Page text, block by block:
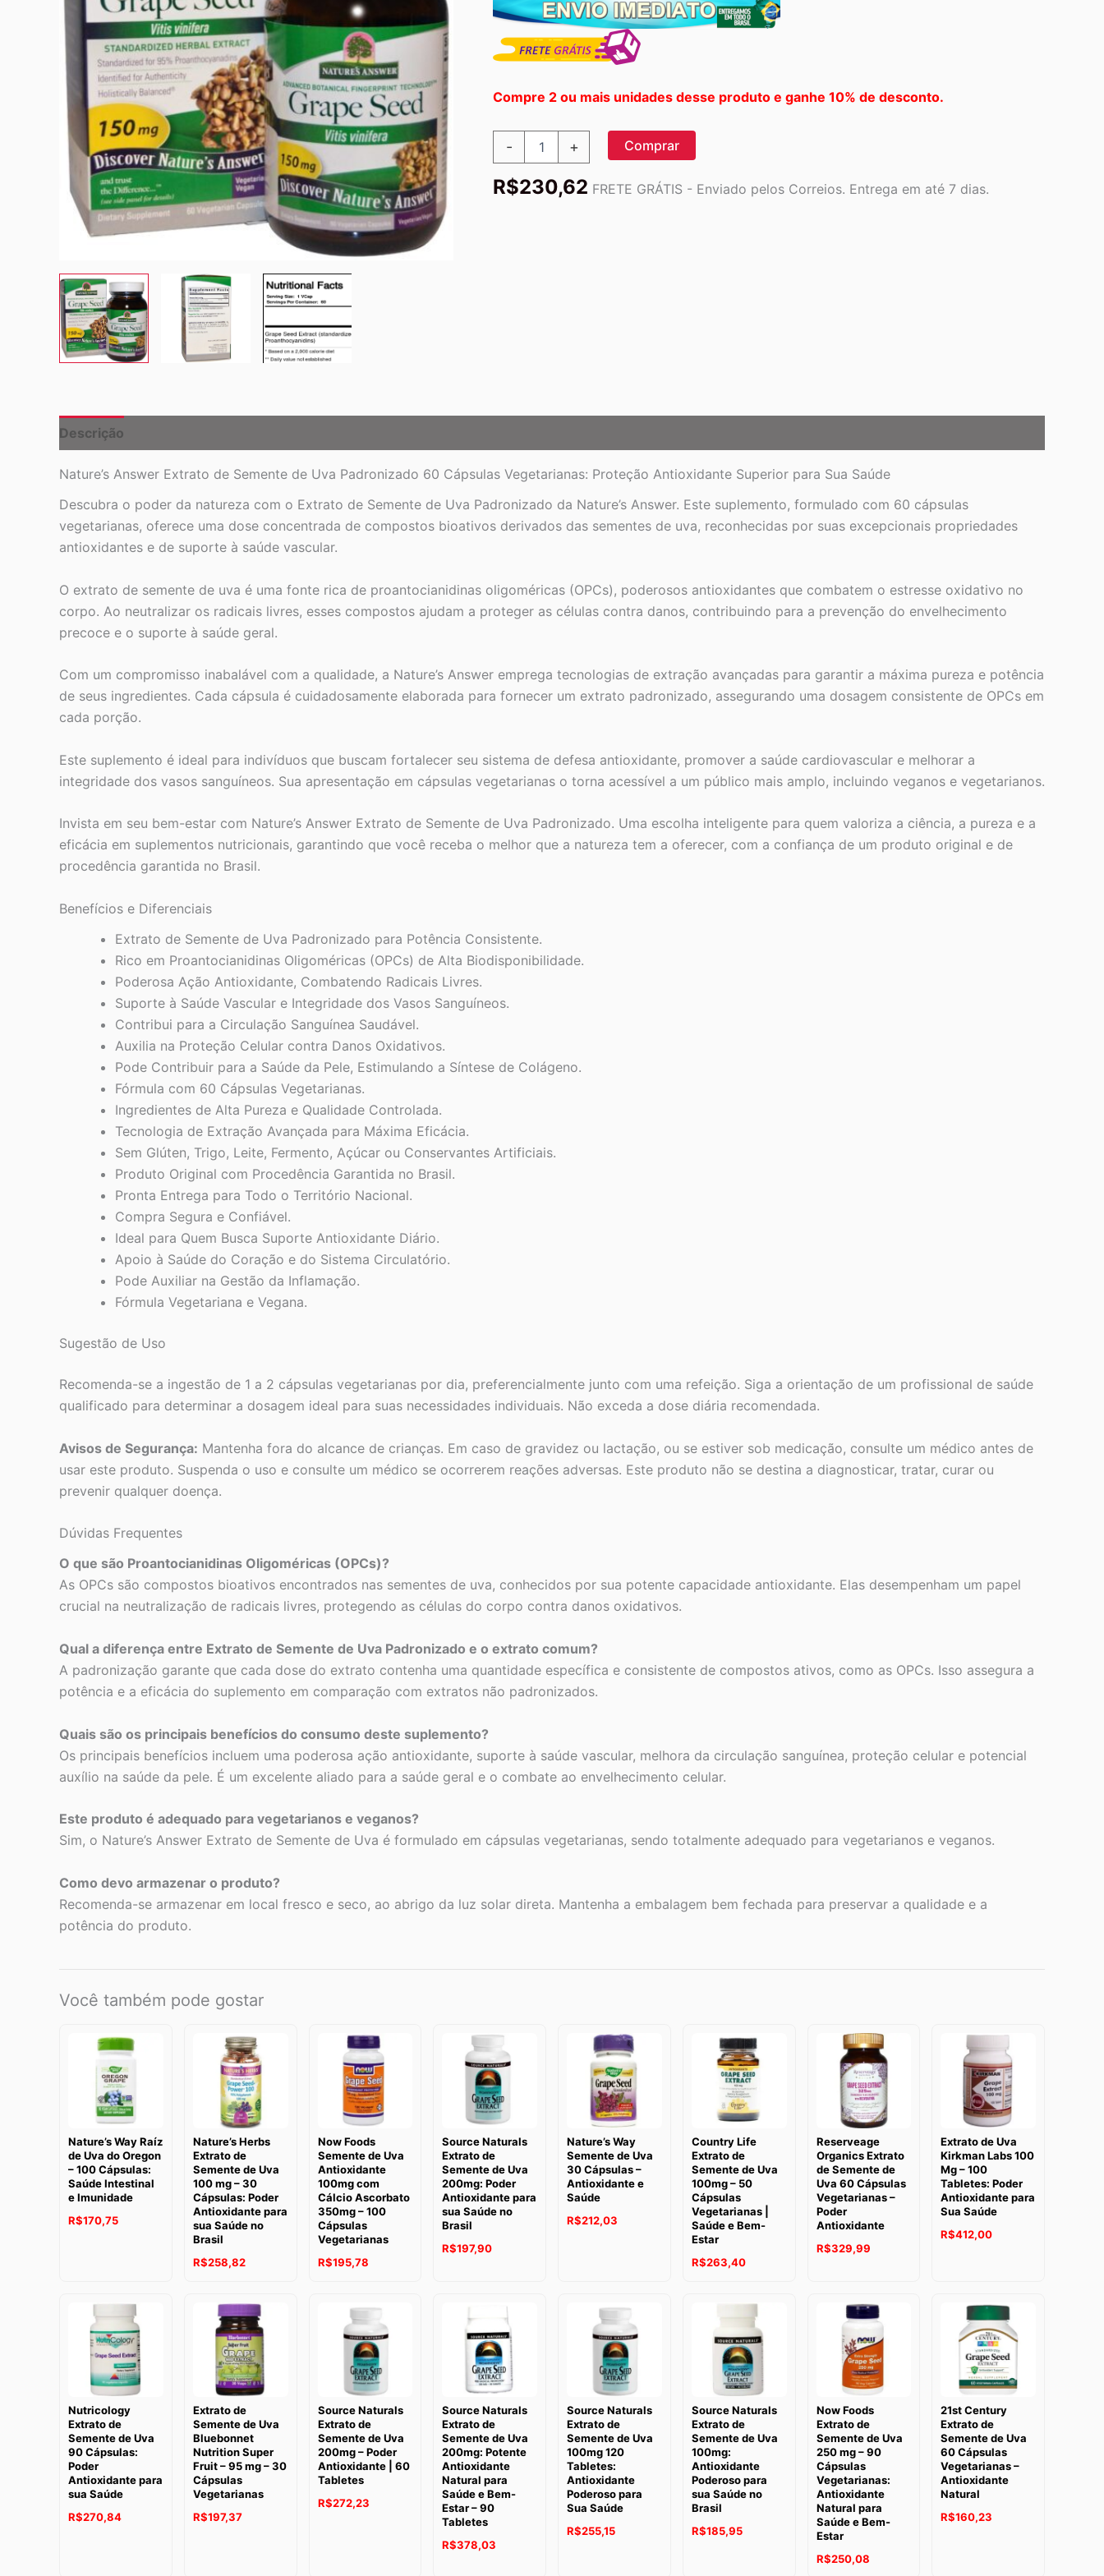
Compre 2 ou mais unidades desse produto e ganhe 10% de desconto.
-
de
+ Comprar
R$230,62 FRETE GRÁTIS - Enviado pelos Correios. Entrega em até 7 dias.
Descrição
Nature’s Answer Extrato de Semente de Uva Padronizado 60 Cápsulas Vegetarianas: Proteção Antioxidante Superior para Sua Saúde
Descubra o poder da natureza com o Extrato de Semente de Uva Padronizado da Nature’s Answer. Este suplemento, formulado com 60 cápsulas
vegetarianas, oferece uma dose concentrada de compostos bioativos derivados das sementes de uva, reconhecidas por suas excepcionais propriedades
antioxidantes e de suporte à saúde vascular.
O extrato de semente de uva é uma fonte rica de proantocianidinas oligoméricas (OPCs), poderosos antioxidantes que combatem o estresse oxidativo no
corpo. Ao neutralizar os radicais livres, esses compostos ajudam a proteger as células contra danos, contribuindo para a prevenção do envelhecimento
precoce e o suporte à saúde geral.
Com um compromisso inabalável com a qualidade, a Nature’s Answer emprega tecnologias de extração avançadas para garantir a máxima pureza e potência
de seus ingredientes. Cada cápsula é cuidadosamente elaborada para fornecer um extrato padronizado, assegurando uma dosagem consistente de OPCs em
cada porção.
Este suplemento é ideal para indivíduos que buscam fortalecer seu sistema de defesa antioxidante, promover a saúde cardiovascular e melhorar a
integridade dos vasos sanguíneos. Sua apresentação em cápsulas vegetarianas o torna acessível a um público mais amplo, incluindo veganos e vegetarianos.
Invista em seu bem-estar com Nature’s Answer Extrato de Semente de Uva Padronizado. Uma escolha inteligente para quem valoriza a ciência, a pureza e a
eficácia em suplementos nutricionais, garantindo que você receba o melhor que a natureza tem a oferecer, com a confiança de um produto original e de
procedência garantida no Brasil.
Benefícios e Diferenciais
Extrato de Semente de Uva Padronizado para Potência Consistente.
Rico em Proantocianidinas Oligoméricas (OPCs) de Alta Biodisponibilidade.
Poderosa Ação Antioxidante, Combatendo Radicais Livres.
Suporte à Saúde Vascular e Integridade dos Vasos Sanguíneos.
Contribui para a Circulação Sanguínea Saudável.
Auxilia na Proteção Celular contra Danos Oxidativos.
Pode Contribuir para a Saúde da Pele, Estimulando a Síntese de Colágeno.
Fórmula com 60 Cápsulas Vegetarianas.
Ingredientes de Alta Pureza e Qualidade Controlada.
Tecnologia de Extração Avançada para Máxima Eficácia.
Sem Glúten, Trigo, Leite, Fermento, Açúcar ou Conservantes Artificiais.
Produto Original com Procedência Garantida no Brasil.
Pronta Entrega para Todo o Território Nacional.
Compra Segura e Confiável.
Ideal para Quem Busca Suporte Antioxidante Diário.
Apoio à Saúde do Coração e do Sistema Circulatório.
Pode Auxiliar na Gestão da Inflamação.
Fórmula Vegetariana e Vegana.
Sugestão de Uso
Recomenda-se a ingestão de 1 a 2 cápsulas vegetarianas por dia, preferencialmente junto com uma refeição. Siga a orientação de um profissional de saúde
qualificado para determinar a dosagem ideal para suas necessidades individuais. Não exceda a dose diária recomendada.
Avisos de Segurança: Mantenha fora do alcance de crianças. Em caso de gravidez ou lactação, ou se estiver sob medicação, consulte um médico antes de
usar este produto. Suspenda o uso e consulte um médico se ocorrerem reações adversas. Este produto não se destina a diagnosticar, tratar, curar ou
prevenir qualquer doença.
Dúvidas Frequentes
O que são Proantocianidinas Oligoméricas (OPCs)?
As OPCs são compostos bioativos encontrados nas sementes de uva, conhecidos por sua potente capacidade antioxidante. Elas desempenham um papel
crucial na neutralização de radicais livres, protegendo as células do corpo contra danos oxidativos.
Qual a diferença entre Extrato de Semente de Uva Padronizado e o extrato comum?
A padronização garante que cada dose do extrato contenha uma quantidade específica e consistente de compostos ativos, como as OPCs. Isso assegura a
potência e a eficácia do suplemento em comparação com extratos não padronizados.
Quais são os principais benefícios do consumo deste suplemento?
Os principais benefícios incluem uma poderosa ação antioxidante, suporte à saúde vascular, melhora da circulação sanguínea, proteção celular e potencial
auxílio na saúde da pele. É um excelente aliado para a saúde geral e o combate ao envelhecimento celular.
Este produto é adequado para vegetarianos e veganos?
Sim, o Nature’s Answer Extrato de Semente de Uva é formulado em cápsulas vegetarianas, sendo totalmente adequado para vegetarianos e veganos.
Como devo armazenar o produto?
Recomenda-se armazenar em local fresco e seco, ao abrigo da luz solar direta. Mantenha a embalagem bem fechada para preservar a qualidade e a
potência do produto.
Você também pode gostar
Nature’s Way Raíz
de Uva do Oregon
– 100 Cápsulas:
Saúde Intestinal
e Imunidade
R$170,75
Nature’s Herbs
Extrato de
Semente de Uva
100 mg – 30
Cápsulas: Poder
Antioxidante para
sua Saúde no
Brasil
R$258,82
Now Foods
Semente de Uva
Antioxidante
100mg com
Cálcio Ascorbato
350mg – 100
Cápsulas
Vegetarianas
R$195,78
Source Naturals
Extrato de
Semente de Uva
200mg: Poder
Antioxidante para
sua Saúde no
Brasil
R$197,90
Nature’s Way
Semente de Uva
30 Cápsulas –
Antioxidante e
Saúde
R$212,03
Country Life
Extrato de
Semente de Uva
100mg – 50
Cápsulas
Vegetarianas |
Saúde e Bem-
Estar
R$263,40
Reserveage
Organics Extrato
de Semente de
Uva 60 Cápsulas
Vegetarianas –
Poder
Antioxidante
R$329,99
Extrato de Uva
Kirkman Labs 100
Mg – 100
Tabletes: Poder
Antioxidante para
Sua Saúde
R$412,00
Nutricology
Extrato de
Semente de Uva
90 Cápsulas:
Poder
Antioxidante para
sua Saúde
R$270,84
Extrato de
Semente de Uva
Bluebonnet
Nutrition Super
Fruit – 95 mg – 30
Cápsulas
Vegetarianas
R$197,37
Source Naturals
Extrato de
Semente de Uva
200mg – Poder
Antioxidante | 60
Tabletes
R$272,23
Source Naturals
Extrato de
Semente de Uva
200mg: Potente
Antioxidante
Natural para
Saúde e Bem-
Estar – 90
Tabletes
R$378,03
Source Naturals
Extrato de
Semente de Uva
100mg 120
Tabletes:
Antioxidante
Poderoso para
Sua Saúde
R$255,15
Source Naturals
Extrato de
Semente de Uva
100mg:
Antioxidante
Poderoso para
sua Saúde no
Brasil
R$185,95
Now Foods
Extrato de
Semente de Uva
250 mg – 90
Cápsulas
Vegetarianas:
Antioxidante
Natural para
Saúde e Bem-
Estar
R$250,08
21st Century
Extrato de
Semente de Uva
60 Cápsulas
Vegetarianas –
Antioxidante
Natural
R$160,23